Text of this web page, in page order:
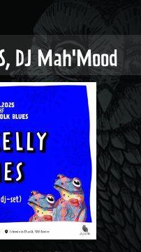
DJ Mah'Mood